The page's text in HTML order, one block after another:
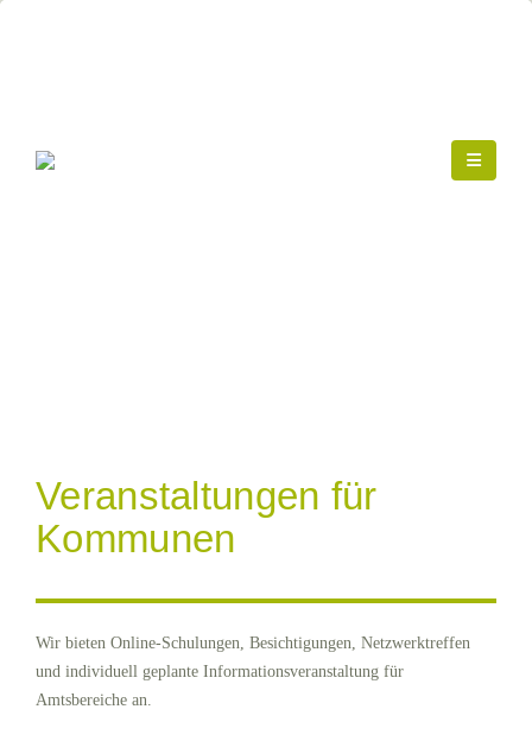
Veranstaltungen für
Kommunen
Wir bieten Online-Schulungen, Besichtigungen, Netzwerktreffen
und individuell geplante Informationsveranstaltung für
Amtsbereiche an.